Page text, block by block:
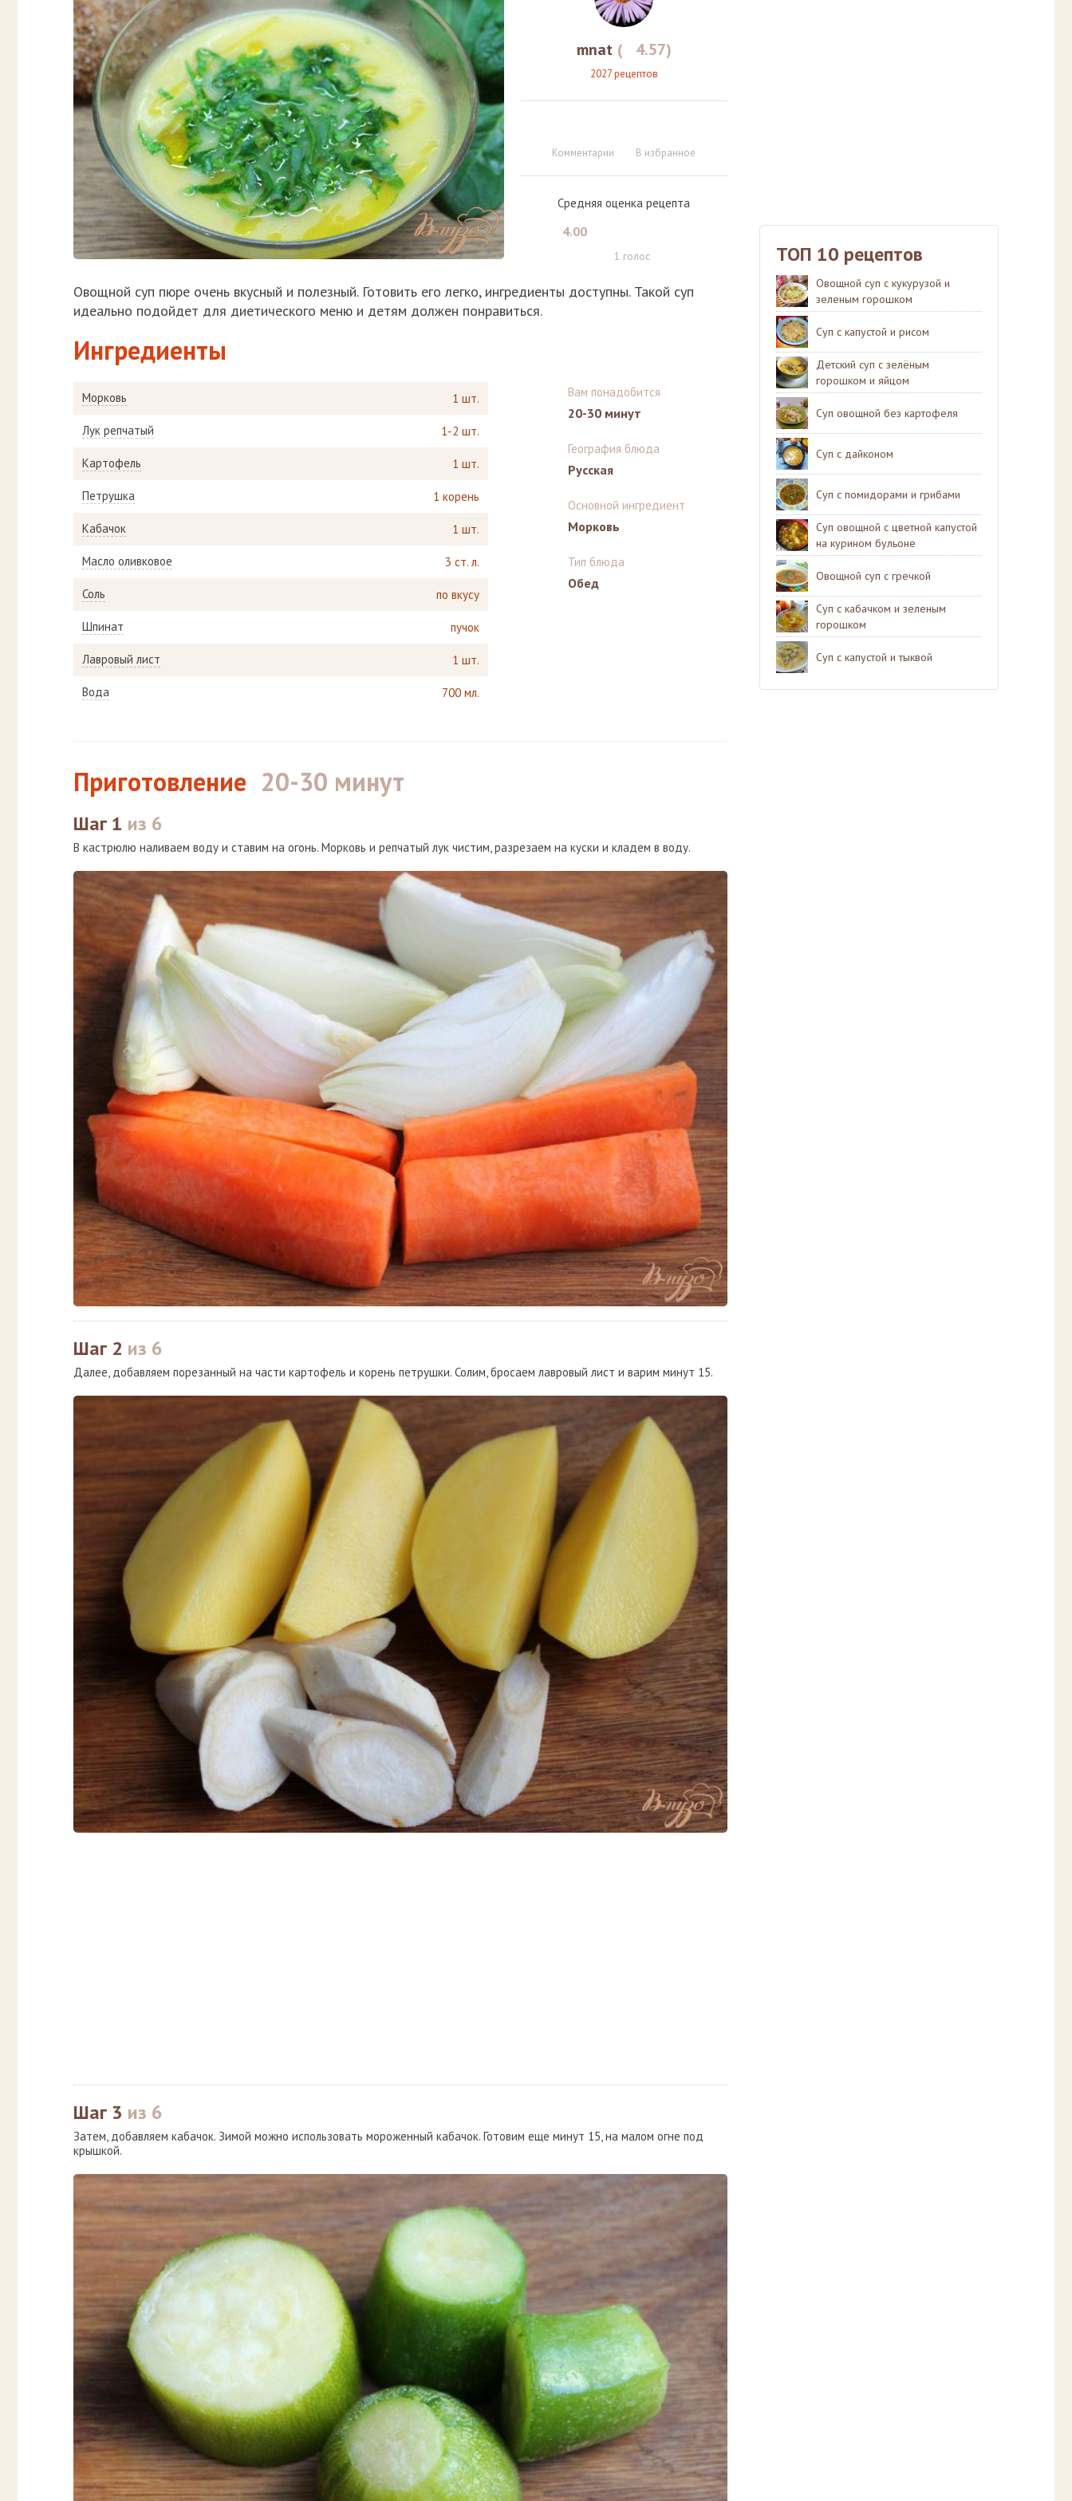
mnat ( 4.57)
2027 рецептов
Комментарии В избранное
Средняя оценка рецепта
4.00
1 голос
Овощной суп пюре очень вкусный и полезный. Готовить его легко, ингредиенты доступны. Такой суп
идеально подойдет для диетического меню и детям должен понравиться.
Ингредиенты
Морковь 1 шт.
Лук репчатый 1-2 шт.
Картофель 1 шт.
Петрушка 1 корень
Кабачок 1 шт.
Масло оливковое 3 ст. л.
Соль по вкусу
Шпинат пучок
Лавровый лист 1 шт.
Вода 700 мл.
Вам понадобится
20-30 минут
География блюда
Русская
Основной ингредиент
Морковь
Тип блюда
Обед
Приготовление 20-30 минут
Шаг 1 из 6
В кастрюлю наливаем воду и ставим на огонь. Морковь и репчатый лук чистим, разрезаем на куски и кладем в воду.
Шаг 2 из 6
Далее, добавляем порезанный на части картофель и корень петрушки. Солим, бросаем лавровый лист и варим минут 15.
Шаг 3 из 6
Затем, добавляем кабачок. Зимой можно использовать мороженный кабачок. Готовим еще минут 15, на малом огне под
крышкой.
ТОП 10 рецептов
Овощной суп с кукурузой и
зеленым горошком
Суп с капустой и рисом
Детский суп с зелёным
горошком и яйцом
Суп овощной без картофеля
Суп с дайконом
Суп с помидорами и грибами
Суп овощной с цветной капустой
на курином бульоне
Овощной суп с гречкой
Суп с кабачком и зеленым
горошком
Суп с капустой и тыквой